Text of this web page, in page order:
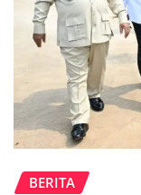
BERITA